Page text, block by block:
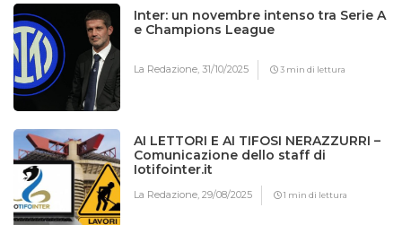
Inter: un novembre intenso tra Serie A
e Champions League
La Redazione,31/10/2025 3 min di lettura
AI LETTORI E AI TIFOSI NERAZZURRI –
Comunicazione dello staff di
Iotifointer.it
La Redazione,29/08/2025 1 min di lettura